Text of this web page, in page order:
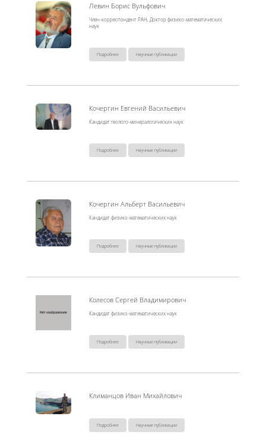
Левин Борис Вульфович
Член-корреспондент РАН, Доктор физико-математических
наук
Подробнее Научные публикации
Кочергин Евгений Васильевич
Кандидат геолого-минералогических наук
Подробнее Научные публикации
Кочергин Альберт Васильевич
Кандидат физико-математических наук
Подробнее Научные публикации
Колесов Сергей Владимирович
Кандидат физико-математических наук
Подробнее Научные публикации
Климанцов Иван Михайлович
Подробнее Научные публикации